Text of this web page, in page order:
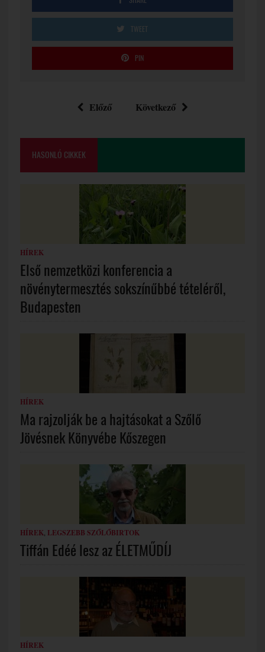
TWEET
PIN
Előző Következő
HASONLÓ CIKKEK
HÍREK
Első nemzetközi konferencia a
növénytermesztés sokszínűbbé tételéről,
Budapesten
HÍREK
Ma rajzolják be a hajtásokat a Szőlő
Jövésnek Könyvébe Kőszegen
HÍREK LEGSZEBB SZŐLŐBIRTOK
Tiffán Edéé lesz az ÉLETMŰDÍJ
HÍREK